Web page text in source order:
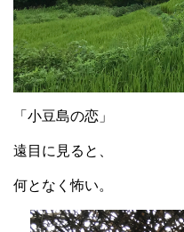
「小豆島の恋」
遠目に見ると、
何となく怖い。